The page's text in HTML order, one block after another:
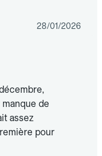
28/01/2026
de
assez
pour